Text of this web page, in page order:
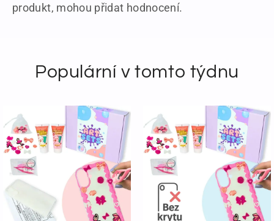
produkt, mohou přidat hodnocení.
Populární v tomto týdnu